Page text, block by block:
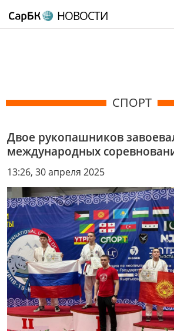
НОВОСТИ
СПОРТ
Двое рукопашников
международных
13:26, 30 апреля 2025